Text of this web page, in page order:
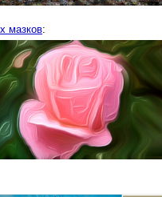
мазков: